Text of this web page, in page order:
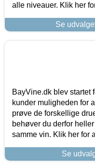
alle niveauer. Klik her
Se
BayVine.dk blev startet
kunder muligheden for
prøve de forskellige
behøver du derfor
samme vin. Klik her for
Se